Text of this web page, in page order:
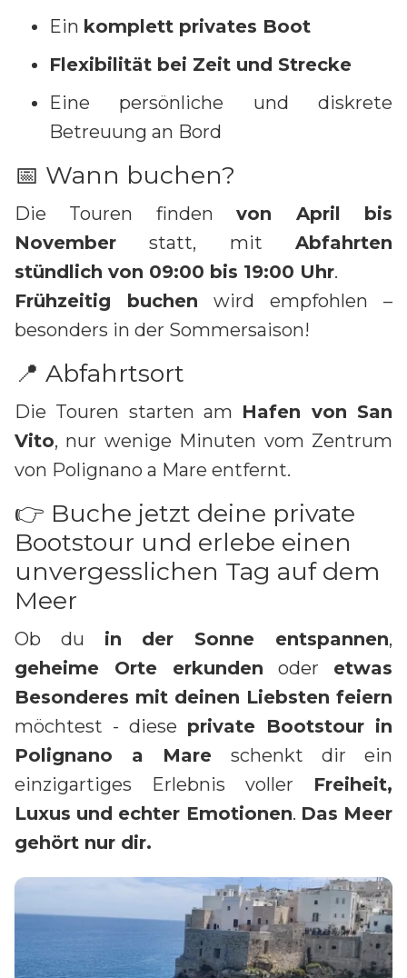
Ein komplett privates Boot
Flexibilität bei Zeit und Strecke
Eine persönliche und diskrete
Betreuung an Bord
📅 Wann buchen?
Die Touren findenvon April bis
November statt, mit Abfahrten
stündlich von 09:00 bis 19:00 Uhr.
Frühzeitig buchen wird empfohlen –
besonders in der Sommersaison!
📍 Abfahrtsort
Die Touren starten am Hafen von San
Vito, nur wenige Minuten vom Zentrum
von Polignano a Mare entfernt.
👉 Buche jetzt deine private
Bootstour und erlebe einen
unvergesslichen Tag auf dem
Meer
Ob du in der Sonne entspannen,
geheime Orte erkunden oder etwas
Besonderes mit deinen Liebsten feiern
möchtest - diese private Bootstour in
Polignano a Mare schenkt dir ein
einzigartiges Erlebnis voller Freiheit,
Luxus und echter Emotionen. Das Meer
gehört nur dir.